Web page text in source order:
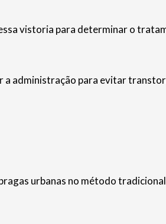
vistoria para determinar o
a administração para evitar
urbanas no método